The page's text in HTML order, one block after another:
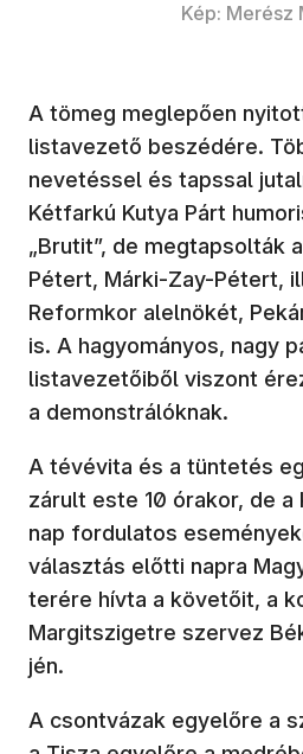
Kép: Merész
A tömeg meglepően
listavezető beszédére.
nevetéssel és tapssal
Kétfarkú Kutya Párt
„Brutit”, de megtapsolták
Pétert, Márki-Zay-Pétert,
Reformkor alelnökét,
is. A hagyományos, nagy
listavezetőiből viszont
a demonstrálóknak.
A tévévita és a tüntetés
zárult este 10 órakor, de
nap fordulatos
választás előtti napra
terére hívta a követőit, a
Margitszigetre szervez
jén.
A csontvázak egyelőre a